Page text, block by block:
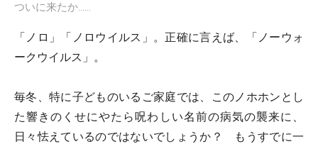
ついに来たか……
「ノロ」「ノロウイルス」。正確に言えば、「ノーウォ
ークウイルス」。
毎冬、特に子どものいるご家庭では、このノホホンとし
た響きのくせにやたら呪わしい名前の病気の襲来に、
日々怯えているのではないでしょうか？ もうすでに一